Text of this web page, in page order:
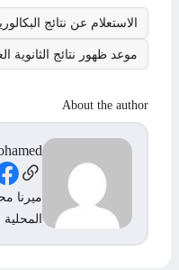
الاستعلام عن نتائج
موعد ظهور نتائج الثانوية
About the author
Links
ميرنا